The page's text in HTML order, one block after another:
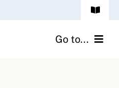
Toggle
Go to...